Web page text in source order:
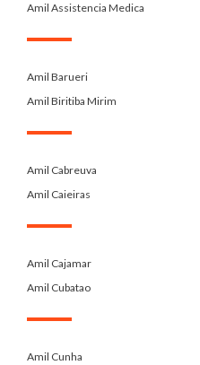
Amil Assistencia Medica
Amil Barueri
Amil Biritiba Mirim
Amil Cabreuva
Amil Caieiras
Amil Cajamar
Amil Cubatao
Amil Cunha